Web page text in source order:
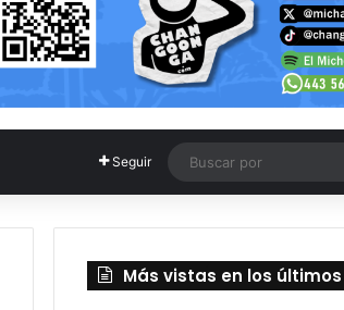
Seguir
Más vistas en los